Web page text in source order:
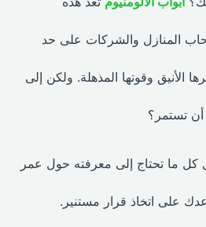
المنازل والشركات على حد
وقوتها المذهلة. ولكن إلى
تستمر؟
ما تحتاج إلى معرفته حول عمر
على اتخاذ قرار مستنير.